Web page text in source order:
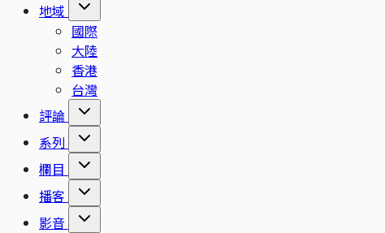
地域
國際
大陸
香港
台灣
評論
系列
欄目
播客
影音